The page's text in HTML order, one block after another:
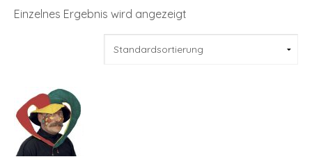
Einzelnes Ergebnis wird angezeigt